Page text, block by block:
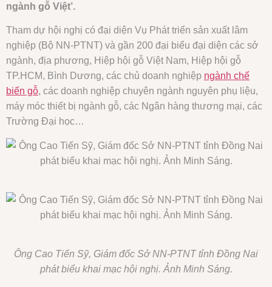
ngành gỗ Việt’.
Tham dự hội nghị có đại diện Vụ Phát triển sản xuất lâm
nghiệp (Bộ NN-PTNT) và gần 200 đại biểu đại diện các sở
ngành, địa phương, Hiệp hội gỗ Việt Nam, Hiệp hội gỗ
TP.HCM, Bình Dương, các chủ doanh nghiệp ngành chế
biến gỗ, các doanh nghiệp chuyên ngành nguyên phụ liệu,
máy móc thiết bị ngành gỗ, các Ngân hàng thương mại, các
Trường Đại học…
Ông Cao Tiến Sỹ, Giám đốc Sở NN-PTNT tỉnh Đồng Nai
phát biểu khai mạc hội nghị. Ảnh Minh Sáng.